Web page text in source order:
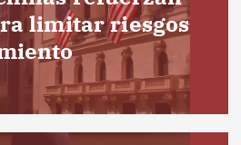
limitar riesgos